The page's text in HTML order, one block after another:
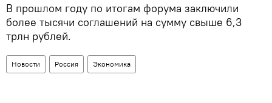
В прошлом году по итогам форума заключили
более тысячи соглашений на сумму свыше 6,3
трлн рублей.
Новости Россия Экономика